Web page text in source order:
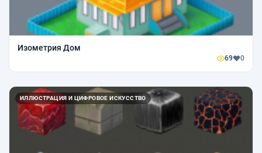
Изометрия Дом
69 0
ИЛЛЮСТРАЦИЯ И ЦИФРОВОЕ ИСКУССТВО